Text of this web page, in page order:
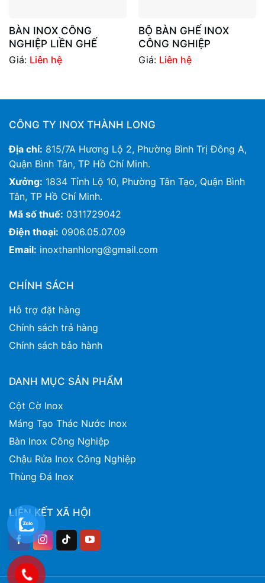
BÀN INOX CÔNG
NGHIỆP LIỀN GHẾ
Giá: Liên hệ
BỘ BÀN GHẾ INOX
CÔNG NGHIỆP
Giá: Liên hệ
CÔNG TY INOX THÀNH LONG
Địa chỉ: 815/7A Hương Lộ 2, Phường Bình Trị Đông A,
Quận Bình Tân, TP Hồ Chí Minh.
Xưởng: 1834 Tỉnh Lộ 10, Phường Tân Tạo, Quận Bình
Tân, TP Hồ Chí Minh.
Mã số thuế: 0311729042
Điện thoại: 0906.05.07.09
Email: inoxthanhlong@gmail.com
CHÍNH SÁCH
Hỗ trợ đặt hàng
Chính sách trả hàng
Chính sách bảo hành
DANH MỤC SẢN PHẨM
Cột Cờ Inox
Máng Tạo Thác Nước Inox
Bàn Inox Công Nghiệp
Chậu Rửa Inox Công Nghiệp
Thùng Đá Inox
LIÊN KẾT XÃ HỘI